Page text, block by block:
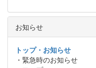
お知らせ
トップ・お知らせ
・緊急時のお知らせ